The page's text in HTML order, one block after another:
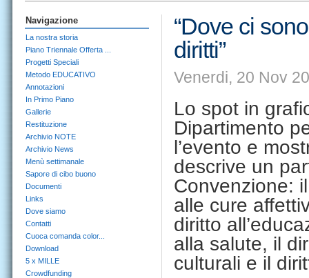
“Dove ci
diritti”
Venerdi, 20 Nov
Lo spot in
Dipartimento
l’evento e
descrive un
Convenzione:
alle cure
diritto
alla salute, il
culturali e il
Navigazione
La nostra storia
Piano Triennale Offerta ...
Progetti Speciali
Metodo EDUCATIVO
Annotazioni
In Primo Piano
Gallerie
Restituzione
Archivio NOTE
Archivio News
Menù settimanale
Sapore di cibo buono
Documenti
Links
Dove siamo
Contatti
Cuoca comanda color...
Download
5 x MILLE
Crowdfunding